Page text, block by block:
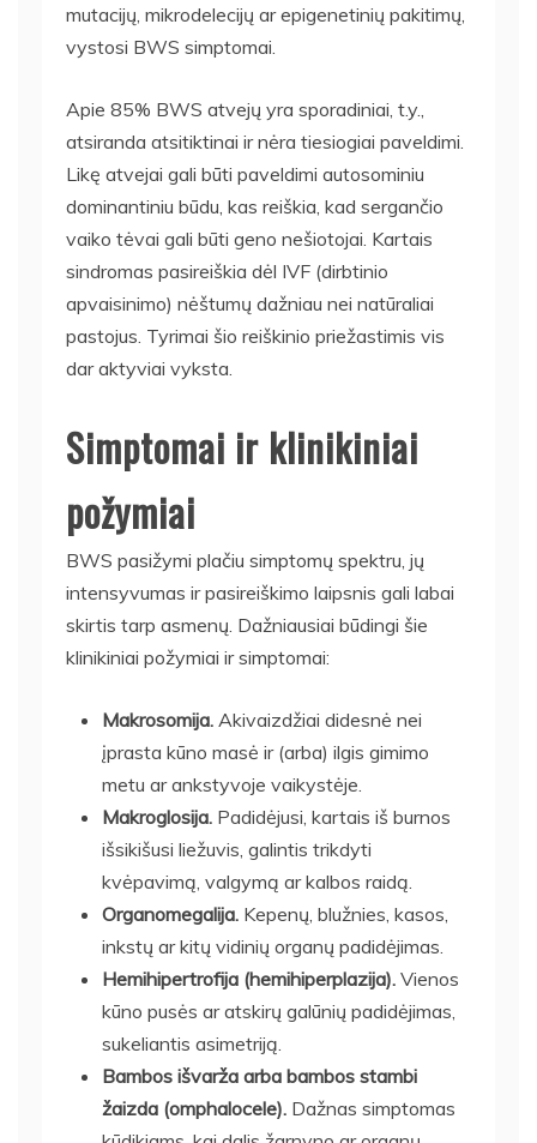
mutacijų, mikrodelecijų ar epigenetinių pakitimų,
vystosi BWS simptomai.
Apie 85% BWS atvejų yra sporadiniai, t.y.,
atsiranda atsitiktinai ir nėra tiesiogiai paveldimi.
Likę atvejai gali būti paveldimi autosominiu
dominantiniu būdu, kas reiškia, kad sergančio
vaiko tėvai gali būti geno nešiotojai. Kartais
sindromas pasireiškia dėl IVF (dirbtinio
apvaisinimo) nėštumų dažniau nei natūraliai
pastojus. Tyrimai šio reiškinio priežastimis vis
dar aktyviai vyksta.
Simptomai ir klinikiniai
požymiai
BWS pasižymi plačiu simptomų spektru, jų
intensyvumas ir pasireiškimo laipsnis gali labai
skirtis tarp asmenų. Dažniausiai būdingi šie
klinikiniai požymiai ir simptomai:
Makrosomija. Akivaizdžiai didesnė nei
įprasta kūno masė ir (arba) ilgis gimimo
metu ar ankstyvoje vaikystėje.
Makroglosija. Padidėjusi, kartais iš burnos
išsikišusi liežuvis, galintis trikdyti
kvėpavimą, valgymą ar kalbos raidą.
Organomegalija. Kepenų, blužnies, kasos,
inkstų ar kitų vidinių organų padidėjimas.
Hemihipertrofija (hemihiperplazija). Vienos
kūno pusės ar atskirų galūnių padidėjimas,
sukeliantis asimetriją.
Bambos išvarža arba bambos stambi
žaizda (omphalocele). Dažnas simptomas